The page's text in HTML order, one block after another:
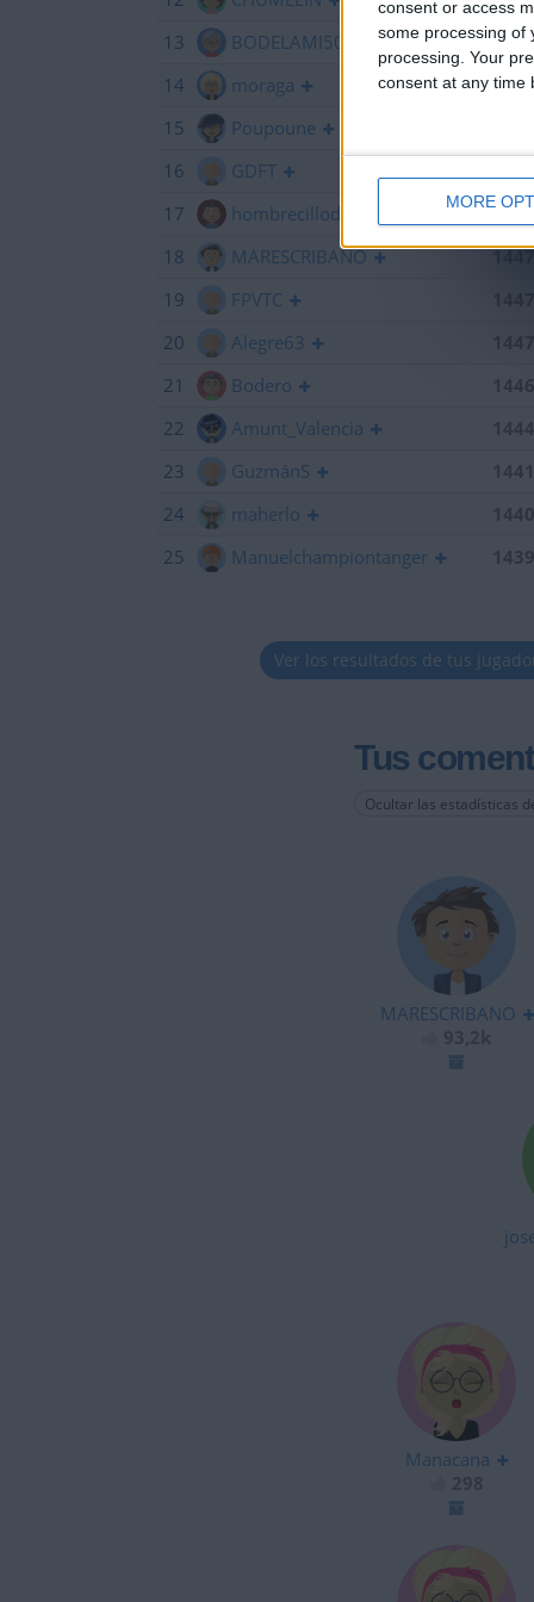
consent or access
some processing of
processing. Your
consent at any time
MORE
13
BODELAMI50
14
moraga
15
Poupoune
16
GDFT
17
hombrecillodepan
18
MARESCRIBANO
19
FPVTC
20
Alegre63
21
Bodero
22
Amunt_Valencia
23
GuzmánS
24
maherlo
25
Manuelchampiontanger
Ver los resultados de tus
Tus
Ocultar las estadísticas
MARESCRIBANO
Manacana